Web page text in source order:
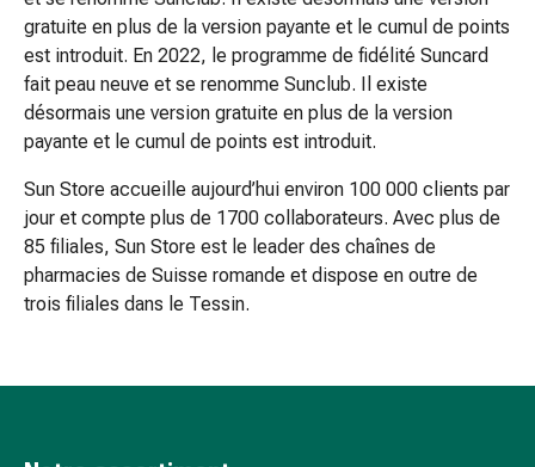
tissulaire
Pommade
vésicante
Tampons
médicaux
et
oreilles
Hygiène
des
oreilles
gratuite en plus de la version payante et le cumul de points
est introduit. En 2022, le programme de fidélité Suncard
fait peau neuve et se renomme Sunclub. Il existe
désormais une version gratuite en plus de la version
payante et le cumul de points est introduit.
Sun Store accueille aujourd’hui environ 100 000 clients par
jour et compte plus de 1700 collaborateurs. Avec plus de
85 filiales, Sun Store est le leader des chaînes de
pharmacies de Suisse romande et dispose en outre de
trois filiales dans le Tessin.